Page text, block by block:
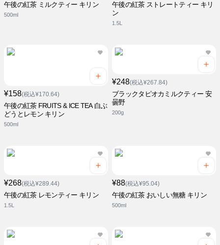
午後の紅茶 ミルクティー キリン
500ml
午後の紅茶 ストレートティー キリ
ン
1.5L
¥158(税込¥170.64)
午後の紅茶 FRUITS & ICE TEA 白ぶ
どうとレモン キリン
500ml
¥248(税込¥267.84)
ブラックタピオカミルクティー 安
曇野
200g
¥268(税込¥289.44)
午後の紅茶 レモンティー キリン
1.5L
¥88(税込¥95.04)
午後の紅茶 おいしい無糖 キリン
500ml